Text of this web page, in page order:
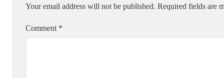
Your email address will not be published. Required fields are
Comment *